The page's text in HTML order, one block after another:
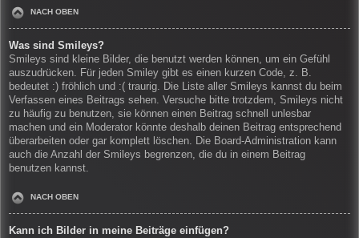
NACH OBEN
Was sind Smileys?
Smileys sind kleine Bilder, die benutzt werden können, um ein Gefühl
auszudrücken. Für jeden Smiley gibt es einen kurzen Code, z. B.
bedeutet :) fröhlich und :( traurig. Die Liste aller Smileys kannst du beim
Verfassen eines Beitrags sehen. Versuche bitte trotzdem, Smileys nicht
zu häufig zu benutzen, sie können einen Beitrag schnell unlesbar
machen und ein Moderator könnte deshalb deinen Beitrag entsprechend
überarbeiten oder gar komplett löschen. Die Board-Administration kann
auch die Anzahl der Smileys begrenzen, die du in einem Beitrag
benutzen kannst.
NACH OBEN
Kann ich Bilder in meine Beiträge einfügen?